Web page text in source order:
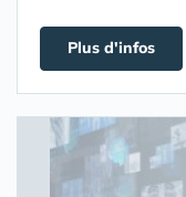
Plus d'infos